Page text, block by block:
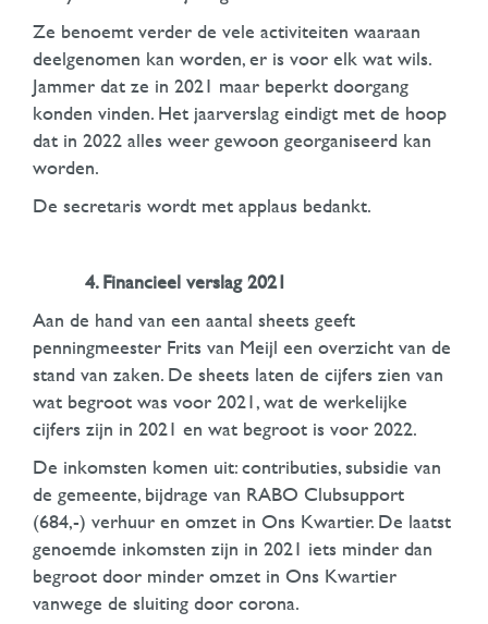
Ze benoemt verder de vele activiteiten waaraan
deelgenomen kan worden, er is voor elk wat wils.
Jammer dat ze in 2021 maar beperkt doorgang
konden vinden. Het jaarverslag eindigt met de hoop
dat in 2022 alles weer gewoon georganiseerd kan
worden.
De secretaris wordt met applaus bedankt.
4. Financieel verslag 2021
Aan de hand van een aantal sheets geeft
penningmeester Frits van Meijl een overzicht van de
stand van zaken. De sheets laten de cijfers zien van
wat begroot was voor 2021, wat de werkelijke
cijfers zijn in 2021 en wat begroot is voor 2022.
De inkomsten komen uit: contributies, subsidie van
de gemeente, bijdrage van RABO Clubsupport
(684,-) verhuur en omzet in Ons Kwartier. De laatst
genoemde inkomsten zijn in 2021 iets minder dan
begroot door minder omzet in Ons Kwartier
vanwege de sluiting door corona.